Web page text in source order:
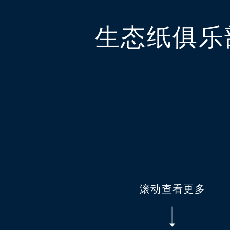
生态纸俱
滚动查看更多